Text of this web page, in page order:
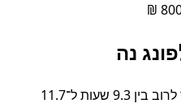
משך הנסיעה ברכבת נמשך לרוב בין 9.3 שעות ל־11.7